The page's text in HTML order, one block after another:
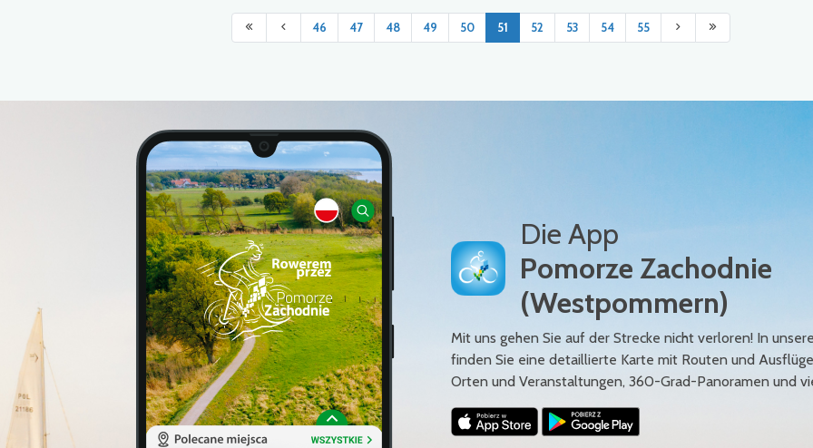
46 47 48 49 50 51 52 53 54 55
Die App
Pomorze Zachodnie
(Westpommern)
Mit uns gehen Sie auf der Strecke nicht verloren! In
finden Sie eine detaillierte Karte mit Routen und
Orten und Veranstaltungen, 360-Grad-Panoramen und